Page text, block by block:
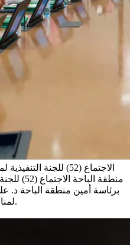
الاجتماع (52) للجنة التنفيذية لمعالجة التشوه البصري
منطقة
برئاسة أمين منطقة الباحة د.
لمناقشة سير العمل ومتابعة المنجزات.